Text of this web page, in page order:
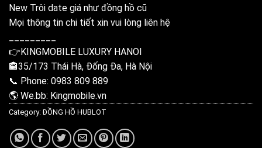
New Trôi date giá như đồng hồ cũ
Mọi thông tin chi tiết xin vui lòng liên hệ
👉KINGMOBILE LUXURY HANOI
🏤35/173 Thái Hà, Đống Đa, Hà Nội
📞 Phone: 0983 809 889
🌎 We.bb: Kingmobile.vn
Category:ĐỒNG HỒ HUBLOT